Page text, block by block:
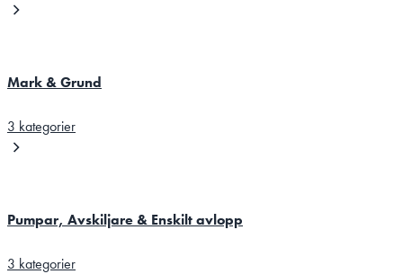
Mark & Grund
3 kategorier
Pumpar, Avskiljare & Enskilt avlopp
3 kategorier